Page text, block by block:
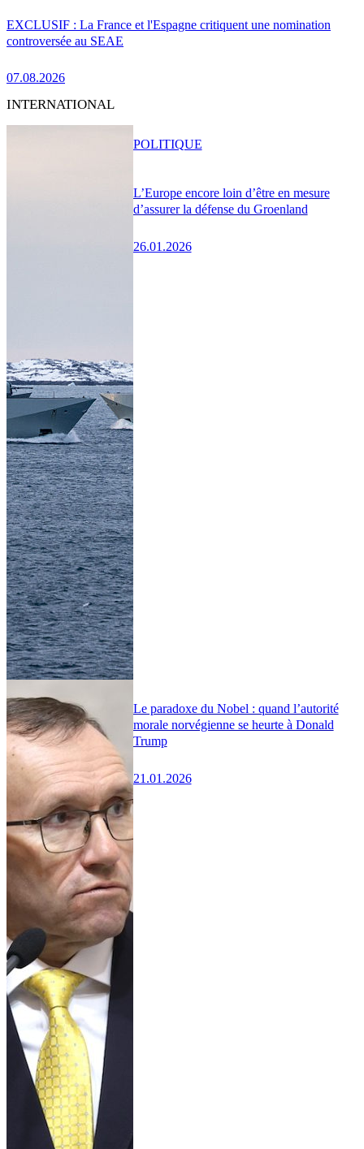
EXCLUSIF : La France et l'Espagne critiquent une nomination
controversée au SEAE
07.08.2026
INTERNATIONAL
L’Europe encore loin d’être en mesure
d’assurer la défense du Groenland
26.01.2026
POLITIQUE
Le paradoxe du Nobel : quand l’autorité
morale norvégienne se heurte à Donald
Trump
21.01.2026